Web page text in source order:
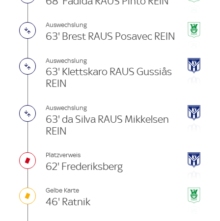
Auswechslung
63' Brest RAUS Posavec REIN
Auswechslung
63' Klettskaro RAUS Gussiås
REIN
Auswechslung
63' da Silva RAUS Mikkelsen
REIN
Platzverweis
62' Frederiksberg
Gelbe Karte
46' Ratnik